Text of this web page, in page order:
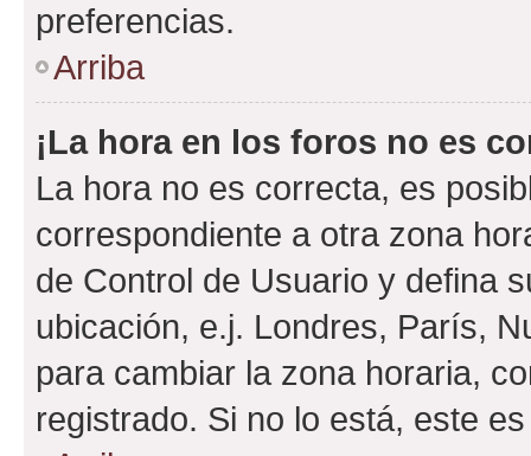
preferencias.
Arriba
¡La hora en los foros no es
La hora no es correcta, es
correspondiente a otra zona
de Control de Usuario y defina
ubicación, e.j. Londres, París,
para cambiar la zona horaria,
registrado. Si no lo está, este